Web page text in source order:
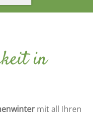
in
mit all Ihren